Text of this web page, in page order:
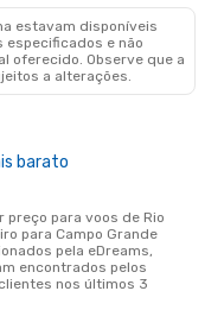
estavam disponíveis
especificados e não
oferecido. Observe que a
a alterações.
barato
para Campo Grande
pela eDreams,
encontrados pelos
nos últimos 3